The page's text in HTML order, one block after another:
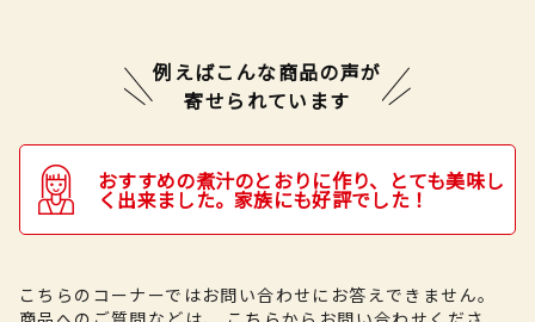
例えばこんな商品の声が
寄せられています
おすすめの煮汁のとおりに作り、とても美味し
く出来ました。家族にも好評でした！
こちらのコーナーではお問い合わせにお答えできません。